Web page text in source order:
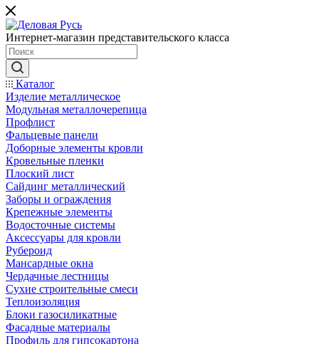
Интернет-магазин представительского класса
Каталог
Изделие металлическое
Модульная металлочерепица
Профлист
Фальцевые панели
Доборные элементы кровли
Кровельные пленки
Плоский лист
Сайдинг металлический
Заборы и ограждения
Крепежные элементы
Водосточные системы
Аксессуары для кровли
Рубероид
Мансардные окна
Чердачные лестницы
Сухие строительные смеси
Теплоизоляция
Блоки газосиликатные
Фасадные материалы
Профиль для гипсокартона